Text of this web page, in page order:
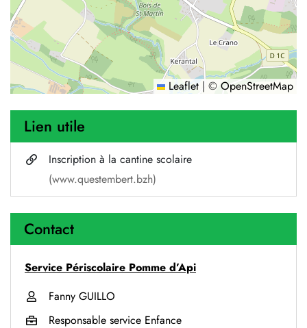
Leaflet | © OpenStreetMap
Lien utile
Inscription à la cantine scolaire
(www.questembert.bzh)
Contact
Service Périscolaire Pomme d’Api
Fanny GUILLO
Responsable service Enfance